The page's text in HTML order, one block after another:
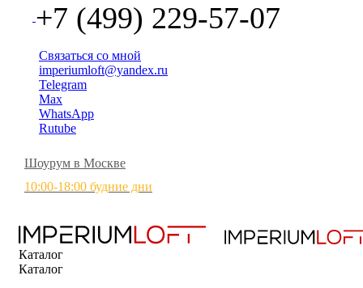
+7 (499) 229-57-07
Связаться со мной
imperiumloft@yandex.ru
Telegram
Max
WhatsApp
Rutube
Шоурум в Москве
10:00-18:00 будние дни
Каталог
Каталог